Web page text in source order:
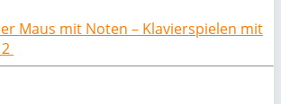
Maus mit Noten – Klavierspielen mit